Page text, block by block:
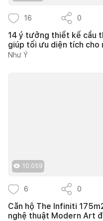
16 0
14 ý tưởng thiết kế cầu
giúp tối ưu diện tích cho
Như Ý
10.059
6 0
Căn hộ The Infiniti
nghệ thuật Modern Art